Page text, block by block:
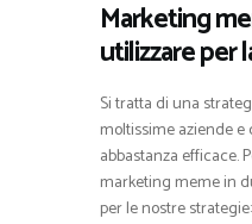
Marketing
utilizzare per
Si tratta di una
moltissime aziende
abbastanza efficace.
marketing meme in
per le nostre strategie: